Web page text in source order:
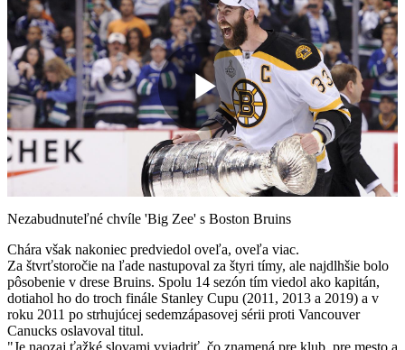
Play
Video
Nezabudnuteľné chvíle 'Big Zee' s Boston Bruins
Chára však nakoniec predviedol oveľa, oveľa viac.
Za štvrťstoročie na ľade nastupoval za štyri tímy, ale najdlhšie bolo
pôsobenie v drese Bruins. Spolu 14 sezón tím viedol ako kapitán,
dotiahol ho do troch finále Stanley Cupu (2011, 2013 a 2019) a v
roku 2011 po strhujúcej sedemzápasovej sérii proti Vancouver
Canucks oslavoval titul.
"Je naozaj ťažké slovami vyjadriť, čo znamená pre klub, pre mesto a